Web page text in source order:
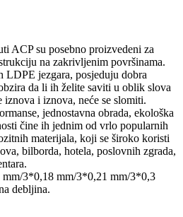
su posebno proizvedeni za
na zakrivljenim površinama.
jezgara, posjeduju dobra
da li ih želite saviti u oblik slova
i iznova, neće se slomiti.
jednostavna obrada, ekološka
čine ih jednim od vrlo popularnih
materijala, koji se široko koristi
bilborda, hotela, poslovnih zgrada,
3*0,18 mm/3*0,21 mm/3*0,3
debljina.